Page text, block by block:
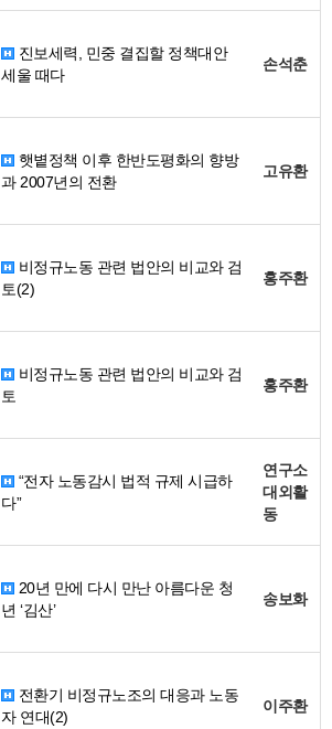
진보세력, 민중 결집할 정책대안
세울 때다
손석춘
햇볕정책 이후 한반도평화의 향방
과 2007년의 전환
고유환
비정규노동 관련 법안의 비교와 검
토(2)
홍주환
비정규노동 관련 법안의 비교와 검
토
홍주환
“전자 노동감시 법적 규제 시급하
다”
연구소
대외활
동
20년 만에 다시 만난 아름다운 청
년 ‘김산’
송보화
전환기 비정규노조의 대응과 노동
자 연대(2)
이주환